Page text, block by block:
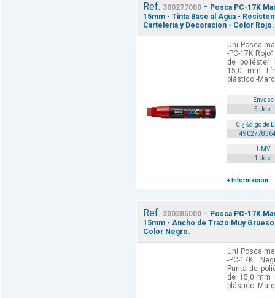
Ref. 300277000 - Posca PC-17K
15mm - Tinta Base al Agua -
Carteleria y Decoracion - Color Rojo.
Uni Posca
-PC-17K
de poliéster
15,0 mm
plástico -
Envase
5 Uds.
Cï¿½digo de
UMV
1 Uds.
+ Información
Ref. 300285000 - Posca PC-17K
15mm - Ancho de Trazo Muy
Color Negro.
Uni Posca
-PC-17K
Punta de
de 15,0 mm
plástico -